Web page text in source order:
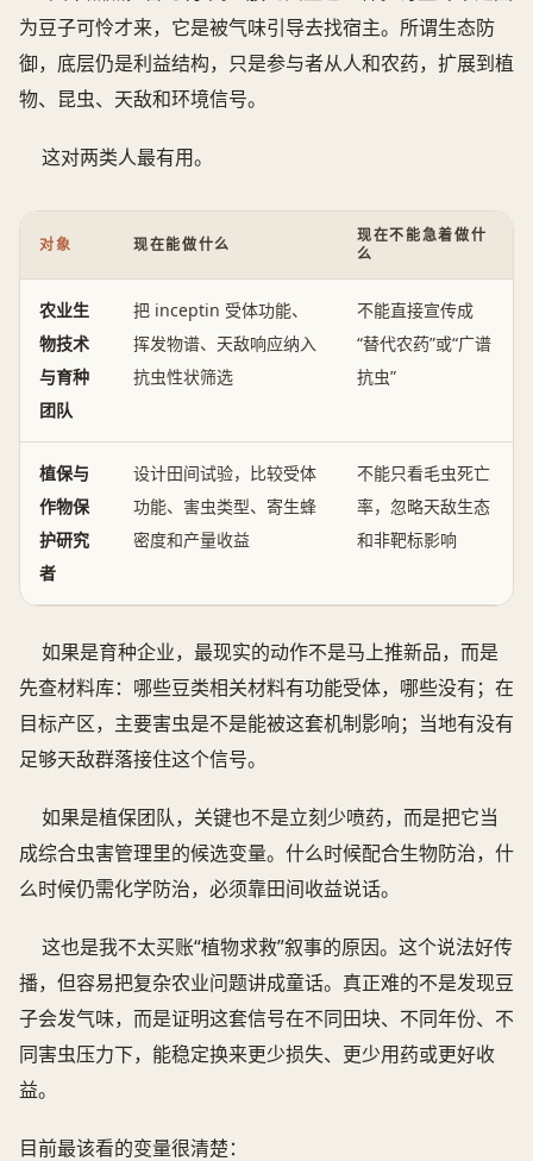
为豆子可怜才来，它是被气味引导去找宿主。所谓生态防
御，底层仍是利益结构，只是参与者从人和农药，扩展到植
物、昆虫、天敌和环境信号。
这对两类人最有用。
对象 现在能做什么
现在不能急着做什
么
农业生
物技术
与育种
团队
把 inceptin 受体功能、
挥发物谱、天敌响应纳入
抗虫性状筛选
不能直接宣传成
“替代农药”或“广谱
抗虫”
植保与
作物保
护研究
者
设计田间试验，比较受体
功能、害虫类型、寄生蜂
密度和产量收益
不能只看毛虫死亡
率，忽略天敌生态
和非靶标影响
如果是育种企业，最现实的动作不是马上推新品，而是
先查材料库：哪些豆类相关材料有功能受体，哪些没有；在
目标产区，主要害虫是不是能被这套机制影响；当地有没有
足够天敌群落接住这个信号。
如果是植保团队，关键也不是立刻少喷药，而是把它当
成综合虫害管理里的候选变量。什么时候配合生物防治，什
么时候仍需化学防治，必须靠田间收益说话。
这也是我不太买账“植物求救”叙事的原因。这个说法好传
播，但容易把复杂农业问题讲成童话。真正难的不是发现豆
子会发气味，而是证明这套信号在不同田块、不同年份、不
同害虫压力下，能稳定换来更少损失、更少用药或更好收
益。
目前最该看的变量很清楚：